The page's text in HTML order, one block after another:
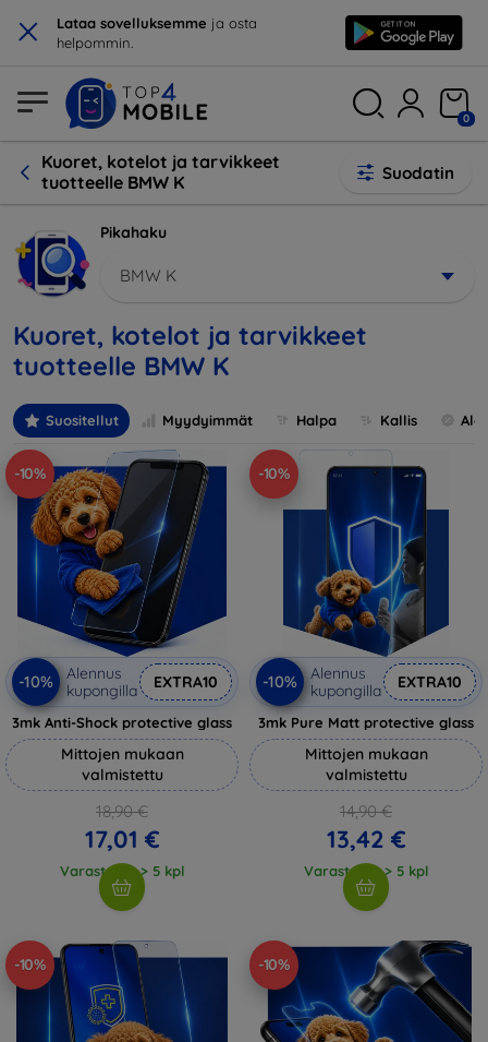
× Lataa sovelluksemme ja osta
helpommin.
0
Kuoret, kotelot ja tarvikkeet
tuotteelle BMW K
Suodatin
Pikahaku
BMW K
Kuoret, kotelot ja tarvikkeet
tuotteelle BMW K
Suositellut Myydyimmät Halpa Kallis
-10%
-10%
Alennus
kupongilla
EXTRA10
3mk Anti-Shock protective glass
Mittojen mukaan
valmistettu
18,90 €
17,01 €
Varastossa > 5 kpl
-10%
-10%
Alennus
kupongilla
EXTRA10
3mk Pure Matt protective glass
Mittojen mukaan
valmistettu
14,90 €
13,42 €
Varastossa > 5 kpl
-10% -10%